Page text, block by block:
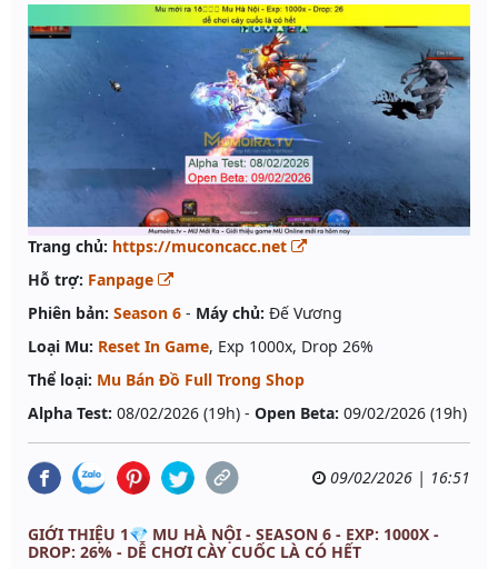
Trang chủ: https://muconcacc.net
Hỗ trợ: Fanpage
Phiên bản: Season 6 - Máy chủ: Đế Vương
Loại Mu: Reset In Game, Exp 1000x, Drop 26%
Thể loại: Mu Bán Đồ Full Trong Shop
Alpha Test: 08/02/2026 (19h) - Open Beta: 09/02/2026 (19h)
09/02/2026 | 16:51
GIỚI THIỆU 1💎 MU HÀ NỘI - SEASON 6 - EXP: 1000X -
DROP: 26% - DỄ CHƠI CÀY CUỐC LÀ CÓ HẾT